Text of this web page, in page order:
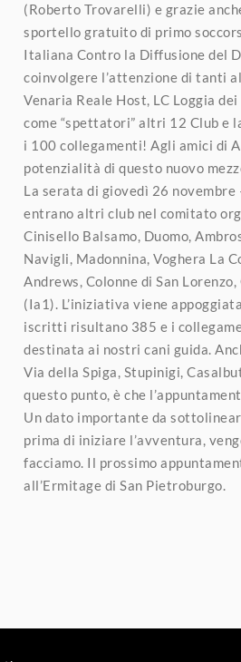
(Roberto Trovarelli) e grazie
sportello gratuito di primo
Italiana Contro la Diffusione del
coinvolgere l’attenzione di tanti
Venaria Reale Host, LC Loggia
come “spettatori” altri 12 Club e
i 100 collegamenti! Agli amici di
potenzialità di questo nuovo
La serata di giovedì 26
entrano altri club nel comitato
Cinisello Balsamo, Duomo,
Navigli, Madonnina, Voghera La
Andrews, Colonne di San
(Ia1). L’iniziativa viene
iscritti risultano 385 e i
destinata ai nostri cani guida.
Via della Spiga, Stupinigi,
questo punto, è che
Un dato importante da
prima di iniziare l’avventura,
facciamo. Il prossimo
all’Ermitage di San Pietroburgo.